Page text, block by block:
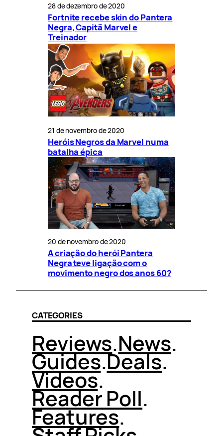
28 de dezembro de 2020
Fortnite recebe skin do Pantera
Negra, Capitã Marvel e
Treinador
21 de novembro de 2020
Heróis Negros da Marvel numa
batalha épica
20 de novembro de 2020
A criação do herói Pantera
Negra teve ligação com o
movimento negro dos anos 60?
CATEGORIES
Reviews.News.
Guides.Deals.
Videos.
Reader Poll.
Features.